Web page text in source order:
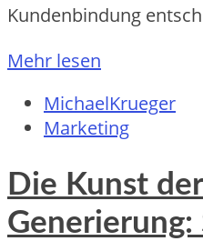
Kundenbindung
Mehr lesen
MichaelKrueger
Marketing
Die Kunst